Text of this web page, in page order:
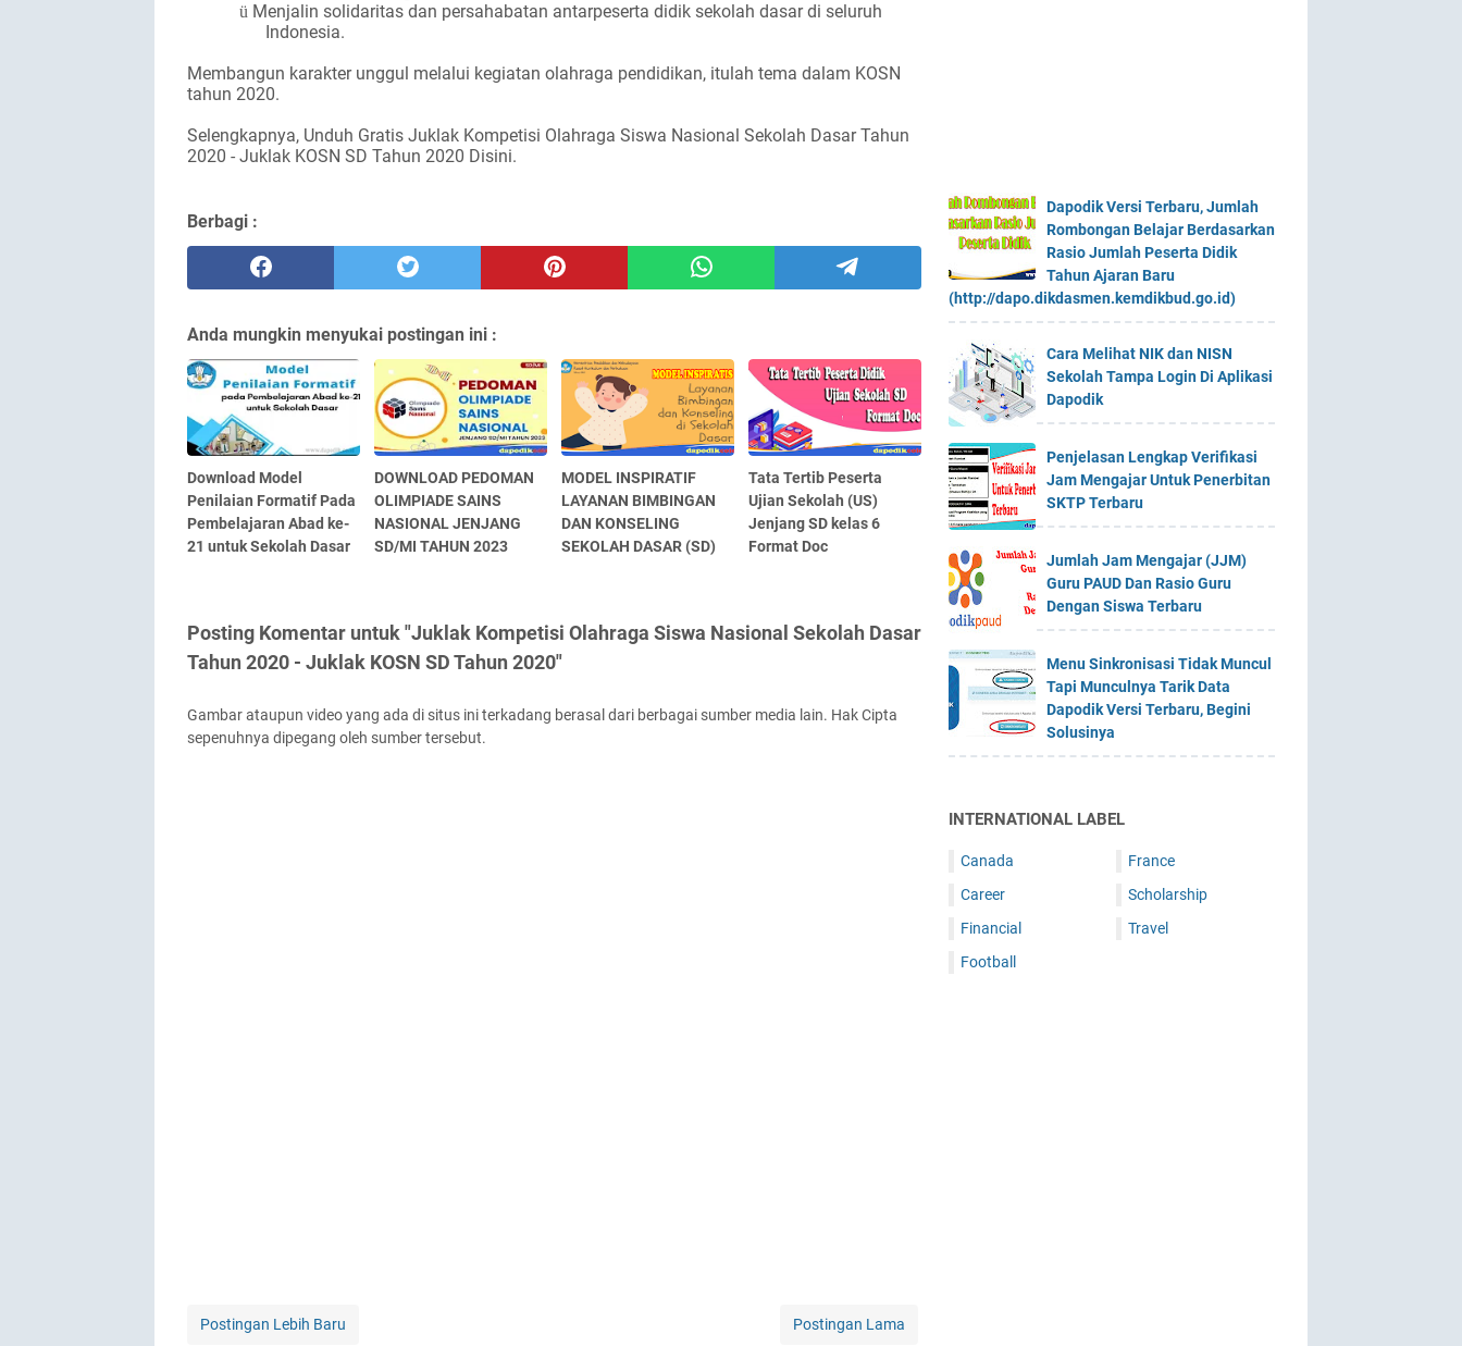
ü Menjalin solidaritas dan persahabatan antarpeserta didik sekolah dasar di seluruh
Indonesia.
Membangun karakter unggul melalui kegiatan olahraga pendidikan, itulah tema dalam KOSN
tahun 2020.
Selengkapnya, Unduh Gratis Juklak Kompetisi Olahraga Siswa Nasional Sekolah Dasar Tahun
2020 - Juklak KOSN SD Tahun 2020 Disini.
Berbagi :
Anda mungkin menyukai postingan ini :
Download Model
Penilaian Formatif Pada
Pembelajaran Abad ke-
21 untuk Sekolah Dasar
DOWNLOAD PEDOMAN
OLIMPIADE SAINS
NASIONAL JENJANG
SD/MI TAHUN 2023
MODEL INSPIRATIF
LAYANAN BIMBINGAN
DAN KONSELING
SEKOLAH DASAR (SD)
Tata Tertib Peserta
Ujian Sekolah (US)
Jenjang SD kelas 6
Format Doc
Posting Komentar untuk "Juklak Kompetisi Olahraga Siswa Nasional Sekolah Dasar
Tahun 2020 - Juklak KOSN SD Tahun 2020"
Gambar ataupun video yang ada di situs ini terkadang berasal dari berbagai sumber media lain. Hak Cipta
sepenuhnya dipegang oleh sumber tersebut.
Postingan Lebih Baru Postingan Lama
Dapodik Versi Terbaru, Jumlah
Rombongan Belajar Berdasarkan
Rasio Jumlah Peserta Didik
Tahun Ajaran Baru
(http://dapo.dikdasmen.kemdikbud.go.id)
Cara Melihat NIK dan NISN
Sekolah Tampa Login Di Aplikasi
Dapodik
Penjelasan Lengkap Verifikasi
Jam Mengajar Untuk Penerbitan
SKTP Terbaru
Jumlah Jam Mengajar (JJM)
Guru PAUD Dan Rasio Guru
Dengan Siswa Terbaru
Menu Sinkronisasi Tidak Muncul
Tapi Munculnya Tarik Data
Dapodik Versi Terbaru, Begini
Solusinya
INTERNATIONAL LABEL
Canada
Career
Financial
Football
France
Scholarship
Travel